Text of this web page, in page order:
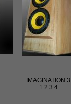
IMAGINATION 3
1 2 3 4